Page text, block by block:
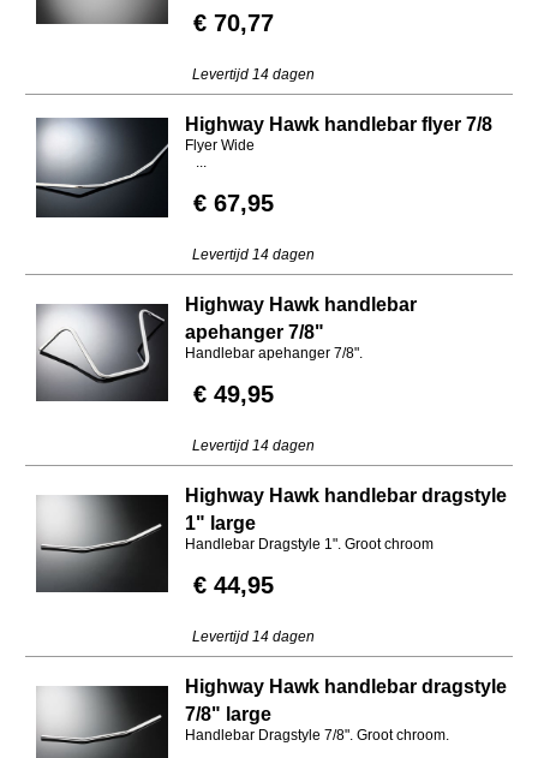
€ 70,77
Levertijd 14 dagen
Highway Hawk handlebar flyer 7/8
Flyer Wide
...
€ 67,95
Levertijd 14 dagen
Highway Hawk handlebar
apehanger 7/8"
Handlebar apehanger 7/8".
€ 49,95
Levertijd 14 dagen
Highway Hawk handlebar dragstyle
1" large
Handlebar Dragstyle 1". Groot chroom
€ 44,95
Levertijd 14 dagen
Highway Hawk handlebar dragstyle
7/8" large
Handlebar Dragstyle 7/8". Groot chroom.